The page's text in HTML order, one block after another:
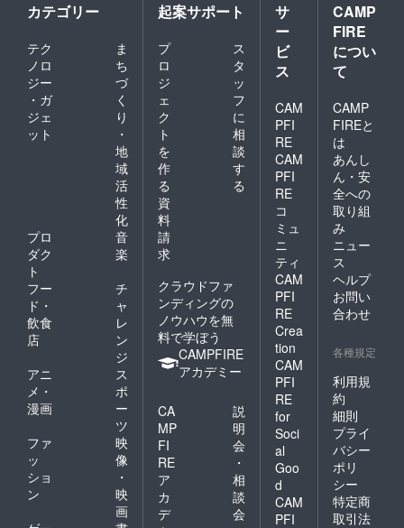
カテゴリー
テク
ノロ
ジー
・ガ
ジェ
ット
ま
ち
づ
く
り
・
地
域
活
性
化
プロ
ダク
ト
音
楽
フー
ド・
飲食
店
チ
ャ
レ
ン
ジ
アニ
メ・
漫画
ス
ポ
ー
ツ
ファ
ッ
ショ
ン
映
像
・
映
画
起案サポート
プ
ロ
ジ
ェ
ク
ト
を
作
る
ス
タ
ッ
フ
に
相
談
す
る
資
料
請
求
クラウドファ
ンディングの
ノウハウを無
料で学ぼう
CAMPFIRE
アカデミー
CA
MP
FI
RE
ア
カ
デ
説
明
会
・
相
談
会
サ
ー
ビ
ス
CAM
PFI
RE
CAM
PFI
RE
コ
ミュ
ニ
ティ
CAM
PFI
RE
Crea
tion
CAM
PFI
RE
for
Soci
al
Goo
d
CAM
PFI
CAMP
FIRE
につい
て
CAMP
FIREと
は
あんし
ん・安
全への
取り組
み
ニュー
ス
ヘルプ
お問い
合わせ
各種規定
利用規
約
細則
プライ
バシー
ポリ
シー
特定商
取引法